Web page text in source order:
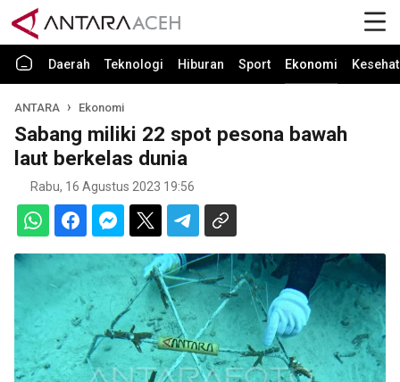
Daerah Teknologi Hiburan Sport Ekonomi
ANTARA Ekonomi
Sabang miliki 22 spot pesona bawah
laut berkelas dunia
Rabu, 16 Agustus 2023 19:56